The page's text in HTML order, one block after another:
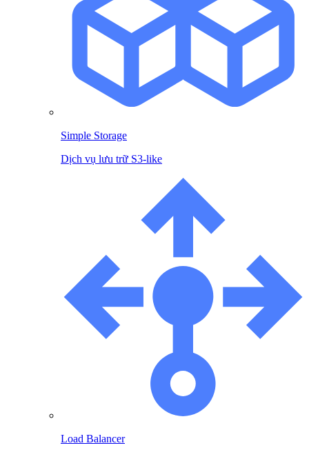
Simple Storage
Dịch vụ lưu trữ S3-like
Load Balancer